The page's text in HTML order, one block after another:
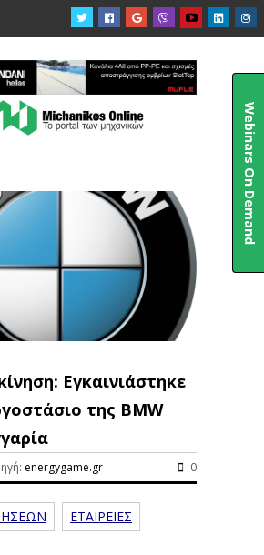

Εγκαινιάστηκε
της BMW
energygame.gr 0
ΕΤΑΙΡΕΙΕΣ
Webinars On Demand